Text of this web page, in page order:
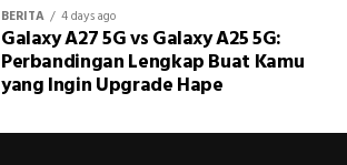
BERITA 4 days ago
Galaxy A27 5G vs Galaxy A25 5G:
Perbandingan Lengkap Buat Kamu
yang Ingin Upgrade Hape